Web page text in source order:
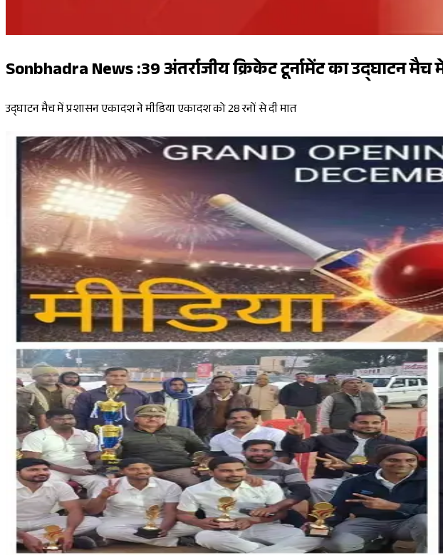
Sonbhadra News :39 अंतर्राजीय क्रिकेट टूर्नामेंट का उद्घाटन
उद्घाटन मैच में प्रशासन एकादश ने मीडिया एकादश को 28 रनों से दी मात